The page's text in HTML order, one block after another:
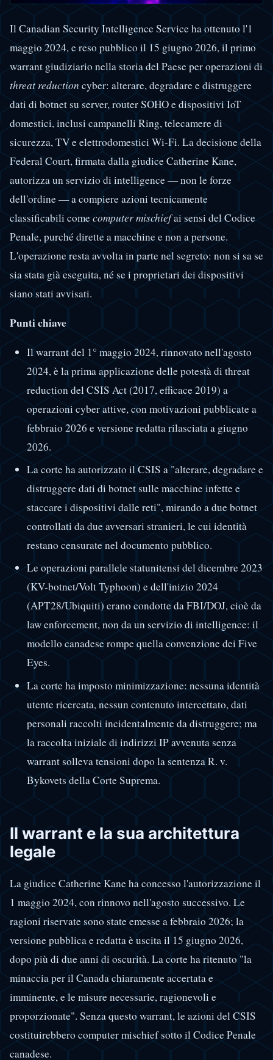
Il Canadian Security Intelligence Service ha ottenuto l'1
maggio 2024, e reso pubblico il 15 giugno 2026, il primo
warrant giudiziario nella storia del Paese per operazioni di
threat reduction cyber: alterare, degradare e distruggere
dati di botnet su server, router SOHO e dispositivi IoT
domestici, inclusi campanelli Ring, telecamere di
sicurezza, TV e elettrodomestici Wi-Fi. La decisione della
Federal Court, firmata dalla giudice Catherine Kane,
autorizza un servizio di intelligence — non le forze
dell'ordine — a compiere azioni tecnicamente
classificabili comecomputer mischiefai sensi del Codice
Penale, purché dirette a macchine e non a persone.
L'operazione resta avvolta in parte nel segreto: non si sa se
sia stata già eseguita, né se i proprietari dei dispositivi
siano stati avvisati.
Punti chiave
Il warrant del 1° maggio 2024, rinnovato nell'agosto
2024, è la prima applicazione delle potestà di threat
reduction del CSIS Act (2017, efficace 2019) a
operazioni cyber attive, con motivazioni pubblicate a
febbraio 2026 e versione redatta rilasciata a giugno
2026.
La corte ha autorizzato il CSIS a "alterare, degradare e
distruggere dati di botnet sulle macchine infette e
staccare i dispositivi dalle reti", mirando a due botnet
controllati da due avversari stranieri, le cui identità
restano censurate nel documento pubblico.
Le operazioni parallele statunitensi del dicembre 2023
(KV-botnet/Volt Typhoon) e dell'inizio 2024
(APT28/Ubiquiti) erano condotte da FBI/DOJ, cioè da
law enforcement, non da un servizio di intelligence: il
modello canadese rompe quella convenzione dei Five
Eyes.
La corte ha imposto minimizzazione: nessuna identità
utente ricercata, nessun contenuto intercettato, dati
personali raccolti incidentalmente da distruggere; ma
la raccolta iniziale di indirizzi IP avvenuta senza
warrant solleva tensioni dopo la sentenza R. v.
Bykovets della Corte Suprema.
Il warrant e la sua architettura
legale
La giudice Catherine Kane ha concesso l'autorizzazione il
1 maggio 2024, con rinnovo nell'agosto successivo. Le
ragioni riservate sono state emesse a febbraio 2026; la
versione pubblica e redatta è uscita il 15 giugno 2026,
dopo più di due anni di oscurità. La corte ha ritenuto "la
minaccia per il Canada chiaramente accertata e
imminente, e le misure necessarie, ragionevoli e
proporzionate". Senza questo warrant, le azioni del CSIS
costituirebbero computer mischief sotto il Codice Penale
canadese.